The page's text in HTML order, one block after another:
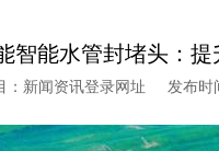
智能水管封堵头：
：新闻资讯登录网址 发布时